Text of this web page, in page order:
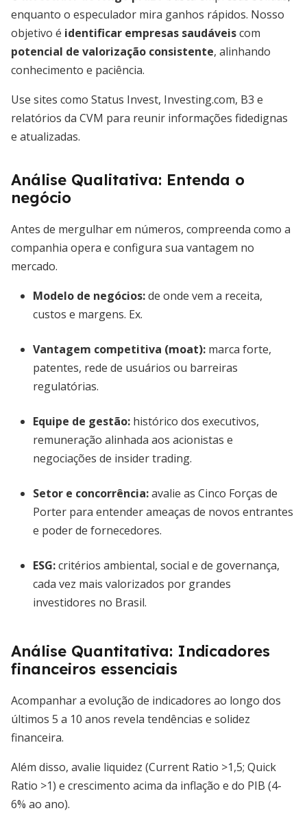
enquanto o especulador mira ganhos rápidos. Nosso
objetivo é identificar empresas saudáveiscom
potencial de valorização consistente, alinhando
conhecimento e paciência.
Use sites como Status Invest, Investing.com, B3 e
relatórios da CVM para reunir informações fidedignas
e atualizadas.
Análise Qualitativa: Entenda o
negócio
Antes de mergulhar em números, compreenda como a
companhia opera e configura sua vantagem no
mercado.
Modelo de negócios:de onde vem a receita,
custos e margens. Ex.
Vantagem competitiva (moat): marca forte,
patentes, rede de usuários ou barreiras
regulatórias.
Equipe de gestão: histórico dos executivos,
remuneração alinhada aos acionistas e
negociações de insider trading.
Setor e concorrência:avalie as Cinco Forças de
Porter para entender ameaças de novos entrantes
e poder de fornecedores.
ESG:critérios ambiental, social e de governança,
cada vez mais valorizados por grandes
investidores no Brasil.
Análise Quantitativa: Indicadores
financeiros essenciais
Acompanhar a evolução de indicadores ao longo dos
últimos 5 a 10 anos revela tendências e solidez
financeira.
Além disso, avalie liquidez (Current Ratio >1,5; Quick
Ratio >1) e crescimento acima da inflação e do PIB (4-
6% ao ano).